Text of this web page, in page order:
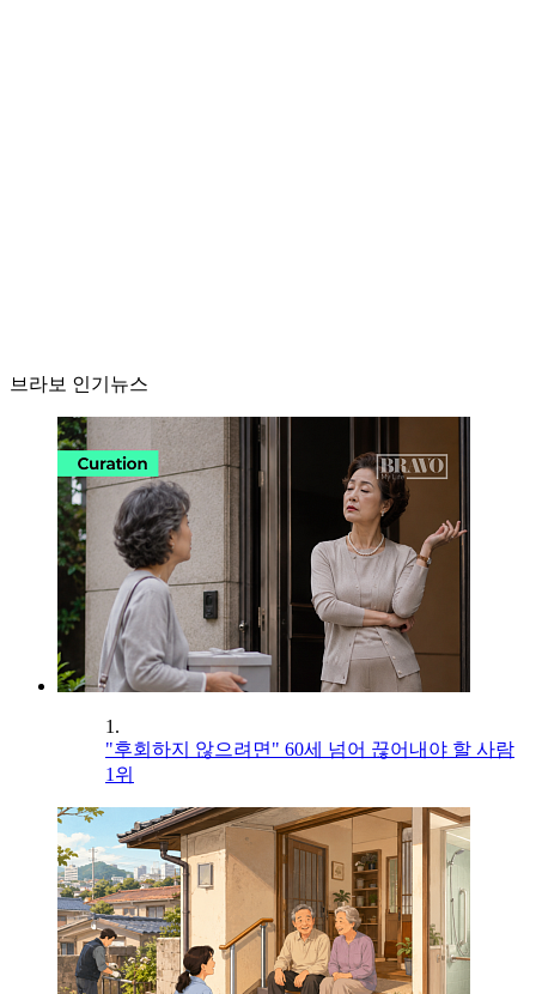
브라보 인기뉴스
1.
"후회하지 않으려면" 60세 넘어 끊어내야 할 사람
1위